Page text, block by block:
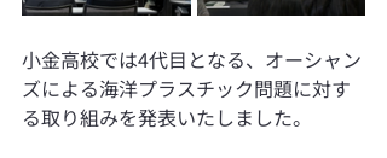
小金高校では4代目となる、オーシャン
ズによる海洋プラスチック問題に対す
る取り組みを発表いたしました。